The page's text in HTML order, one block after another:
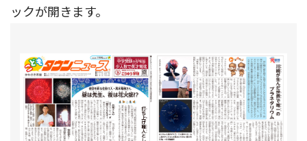
ックが開きます。